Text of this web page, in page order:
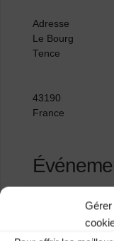
Gérer
Adresse
Le Bourg
Tence
43190
France
<li>Aucun